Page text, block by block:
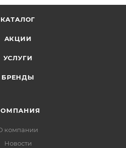
КАТАЛОГ
АКЦИИ
УСЛУГИ
БРЕНДЫ
компании
Новости